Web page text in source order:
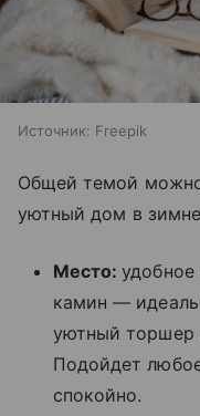
Источник: Freepik
Общей темой
уютный дом в
Место:удобное
камин —
уютный торшер
Подойдет
спокойно.